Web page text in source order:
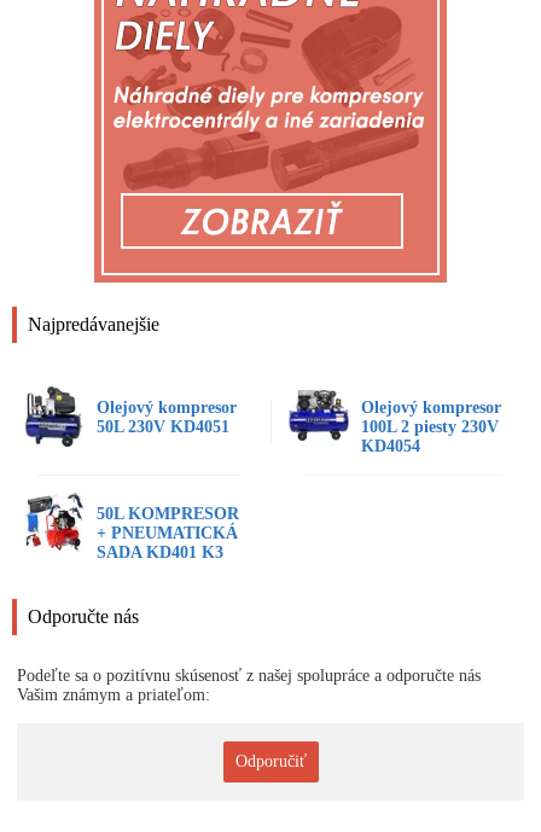
Najpredávanejšie
Olejový kompresor
50L 230V KD4051
Olejový kompresor
100L 2 piesty 230V
KD4054
50L KOMPRESOR
+ PNEUMATICKÁ
SADA KD401 K3
Odporučte nás
Podeľte sa o pozitívnu skúsenosť z našej spolupráce a odporučte nás
Vašim známym a priateľom:
Odporučiť